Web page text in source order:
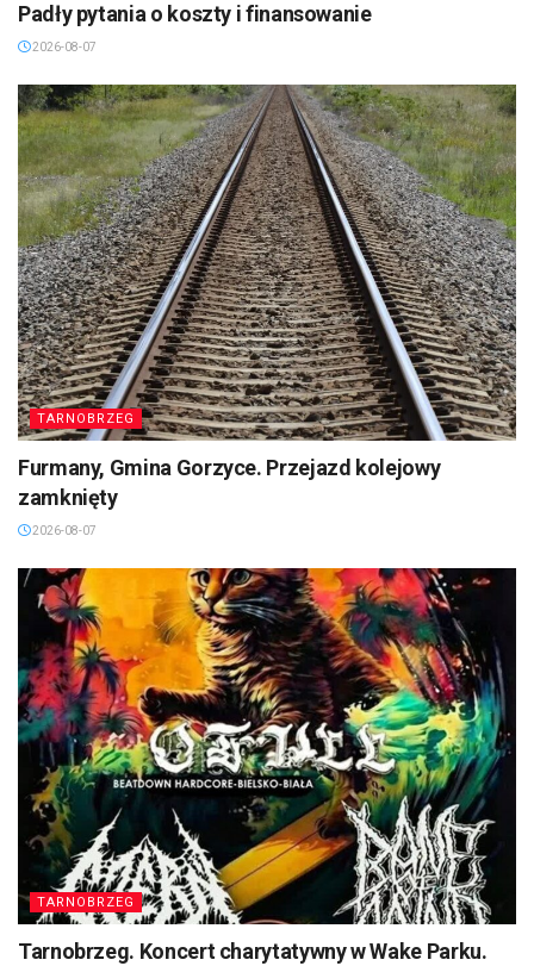
Padły pytania o koszty i finansowanie
2026-08-07
TARNOBRZEG
Furmany, Gmina Gorzyce. Przejazd kolejowy
zamknięty
2026-08-07
TARNOBRZEG
Tarnobrzeg. Koncert charytatywny w Wake Parku.